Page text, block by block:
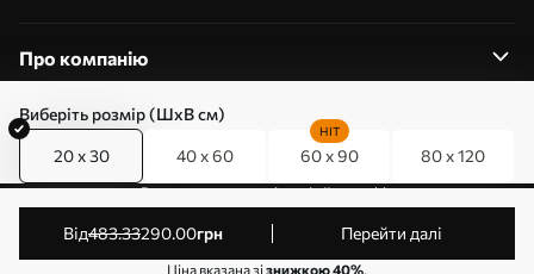
Виберіть розмір (ШхВ см)
20 x 30 40 x 60 60 x 90
HIT
80 x 120
від483.33290.00грн Перейти далі
Ціна вказана зізнижкою 40%.
Про компанію
0800357223
Редагування дозволів на файли cookie
© 2011-2026 Art-holst. Усі права захищені. Власник:
ТОВ “КЛЄВЄР”. Код ЄДРПОУ: 31780602.